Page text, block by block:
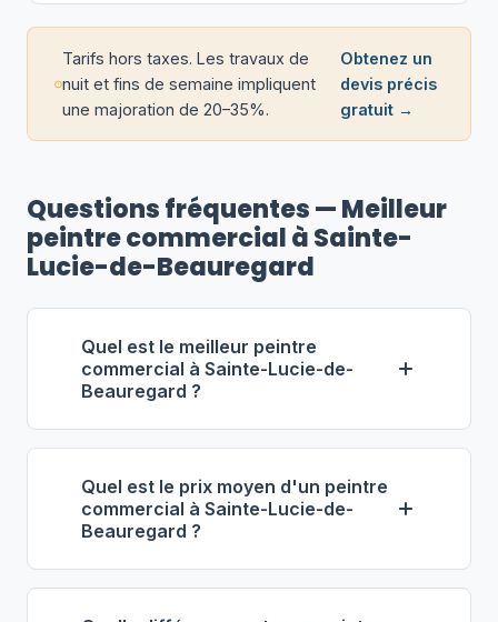
Tarifs hors taxes. Les travaux de
nuit et fins de semaine impliquent
une majoration de 20–35%.
Obtenez un
devis précis
gratuit →
Questions fréquentes — Meilleur
peintre commercial à Sainte-
Lucie-de-Beauregard
Quel est le meilleur peintre
commercial à Sainte-Lucie-de-
Beauregard ?
Selon notre classement,Services
Industriels Roy
(propriétaire : Gilles
Roy) se distingue comme le meilleur
entrepreneur commercial à Sainte-
Lucie-de-Beauregard. Note : 4.6/5 (108
avis), 11 ans d'expérience, équipe de 23
Quel est le prix moyen d'un peintre
commercial à Sainte-Lucie-de-
Beauregard ?
À Sainte-Lucie-de-Beauregard, les
entrepreneurs en peinture